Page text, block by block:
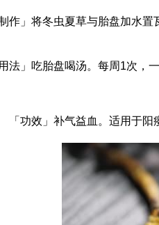
」将冬虫夏草与胎盘加水置
」吃胎盘喝汤。每周1次，一
功效」补气益血。适用于阳痿